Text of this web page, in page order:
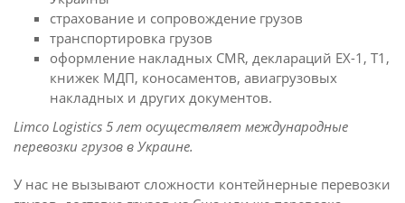
страхование и сопровождение грузов
транспортировка грузов
оформление накладных CMR, деклараций EX-1, T1,
книжек МДП, коносаментов, авиагрузовых
накладных и других документов.
Limco Logistics 5 лет осуществляет международные
перевозки грузов в Украине.
У нас не вызывают сложности контейнерные перевозки